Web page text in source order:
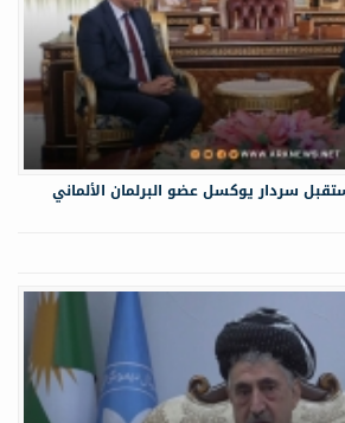
سردار يوكسل عضو البرلمان الألماني